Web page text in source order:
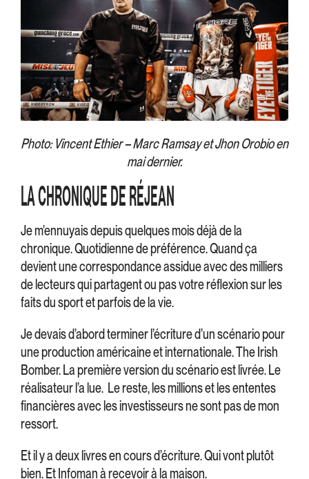
Photo: Vincent Ethier – Marc Ramsay et Jhon Orobio en
mai dernier.
LA CHRONIQUE DE RÉJEAN
Je m’ennuyais depuis quelques mois déjà de la
chronique. Quotidienne de préférence. Quand ça
devient une correspondance assidue avec des milliers
de lecteurs qui partagent ou pas votre réflexion sur les
faits du sport et parfois de la vie.
Je devais d’abord terminer l’écriture d’un scénario pour
une production américaine et internationale. The Irish
Bomber. La première version du scénario est livrée. Le
réalisateur l’a lue. Le reste, les millions et les ententes
financières avec les investisseurs ne sont pas de mon
ressort.
Et il y a deux livres en cours d’écriture. Qui vont plutôt
bien. Et Infoman à recevoir à la maison.